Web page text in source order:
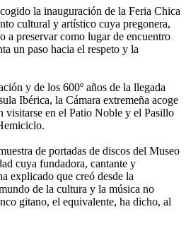
la inauguración de la Feria Chica
cultural y artístico cuya pregonera,
a preservar como lugar de encuentro
un paso hacia el respeto y la
y de los 600º años de la llegada
Ibérica, la Cámara extremeña acoge
visitarse en el Patio Noble y el Pasillo
de portadas de discos del Museo
cuya fundadora, cantante y
explicado que creó desde la
de la cultura y la música no
gitano, el equivalente, ha dicho, al